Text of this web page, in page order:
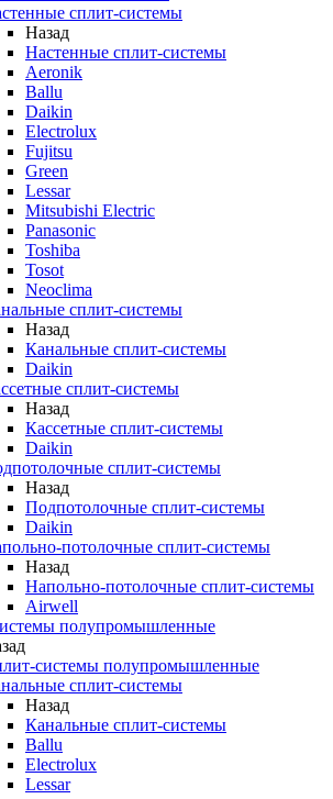
сплит-системы
Назад
Настенные сплит-системы
Aeronik
Ballu
Daikin
Electrolux
Fujitsu
Green
Lessar
Mitsubishi Electric
Panasonic
Toshiba
Tosot
Neoclima
сплит-системы
Назад
Канальные сплит-системы
Daikin
сплит-системы
Назад
Кассетные сплит-системы
Daikin
сплит-системы
Назад
Подпотолочные сплит-системы
Daikin
потолочные сплит-системы
Назад
Напольно-потолочные сплит-системы
Airwell
полупромышленные
системы полупромышленные
сплит-системы
Назад
Канальные сплит-системы
Ballu
Electrolux
Lessar